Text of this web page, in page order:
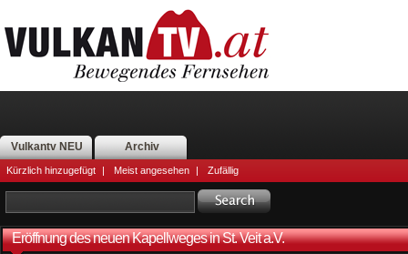
Vulkantv NEU Archiv
Kürzlich hinzugefügt | Meist angesehen | Zufällig
Eröffnung des neuen Kapellweges in St. Veit a.V.